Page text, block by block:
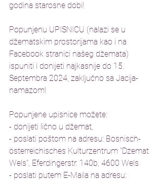
godina starosne dobi!
Popunjenu UPISNICU (nalazi se u
džematskim prostorijama kao i na
Facebook stranici našeg džemata)
ispuniti i donijeti najkasnije do 15.
Septembra 2024, zaključno sa Jacija-
namazom!
Popunjene upisnice možete:
- donijeti lično u džemat,
- poslati poštom na adresu: Bosnisch-
österreichisches Kulturzentrum "Dzemat
Wels", Eferdingerstr. 140b, 4600 Wels
- poslati putem E-Maila na adresu: